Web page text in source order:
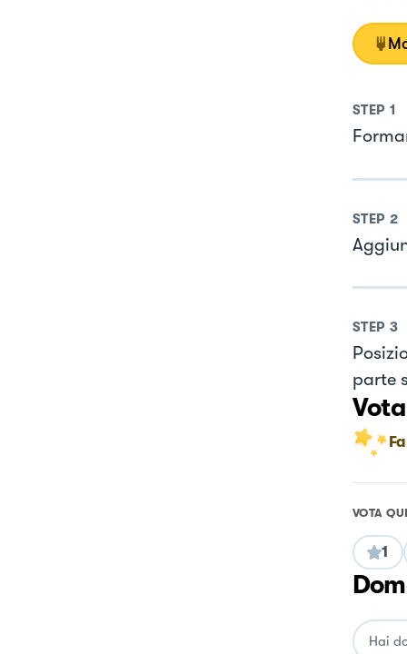
STEP 1
STEP 2
STEP 3
parte
VOTA
1